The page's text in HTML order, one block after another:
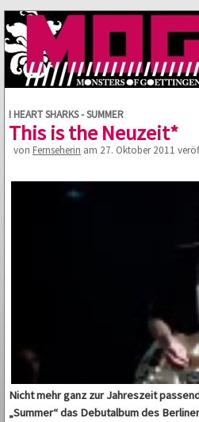
I HEART SHARKS - SUMMER
This is the Neuzeit*
von Fernseherin am 27. Oktober 2011
Nicht mehr ganz zur Jahreszeit
„Summer“ das Debutalbum des